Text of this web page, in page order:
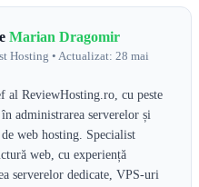
Marian Dragomir
Hosting • Actualizat: 28 mai
al ReviewHosting.ro, cu peste
administrarea serverelor și
web hosting. Specialist
web, cu experiență
serverelor dedicate, VPS-uri